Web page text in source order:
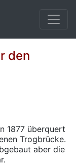
den
1877 überquert
Trogbrücke.
aber die